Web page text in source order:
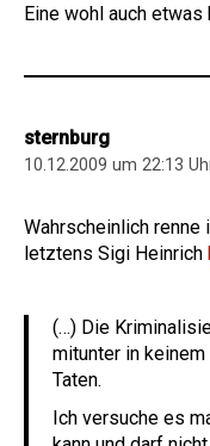
Eine wohl auch
sternburg
10.12.2009 um 22:13
Wahrscheinlich renne
letztens Sigi Heinrich
(…) Die
mitunter in
Taten.
Ich versuche es